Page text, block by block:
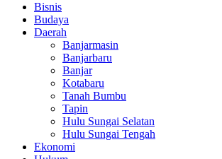
Bisnis
Budaya
Daerah
Banjarmasin
Banjarbaru
Banjar
Kotabaru
Tanah Bumbu
Tapin
Hulu Sungai Selatan
Hulu Sungai Tengah
Ekonomi